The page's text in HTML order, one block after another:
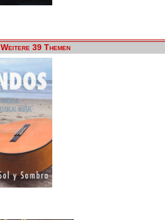
Weitere 39 Themen